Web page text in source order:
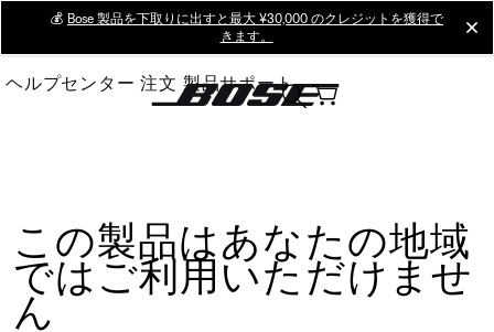
Main
💰 Bose 製品を下取りに出すと最大 ¥30,000 のクレジットを獲得で
きます。
ヘルプセンター 注文 製品サポート
この製品はあなたの地域
ではご利用いただけませ
ん